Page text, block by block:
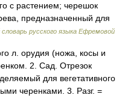
с растением; черешок
предназначенный для
русского языка Ефремовой
л. орудия (ножа, косы и
2. Сад. Отрезок
для вегетативного
черенками. 3. Разг. =